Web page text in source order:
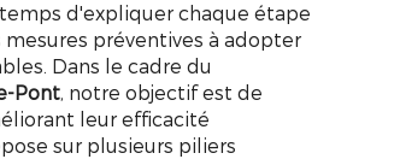
d'expliquer chaque étape
préventives à adopter
Dans le cadre du
Pont, notre objectif est de
leur efficacité
sur plusieurs piliers